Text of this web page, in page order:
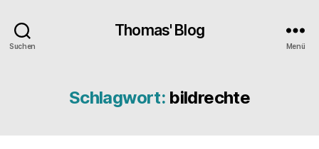
Suchen
Thomas' Blog
Menü
Schlagwort: bildrechte